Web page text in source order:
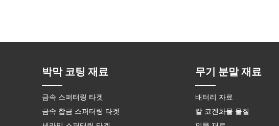
박막 코팅 재료
금속 스퍼터링 타겟
금속 합금 스퍼터링 타겟
무기 분말 재료
배터리 자료
칼 코겐화물 물질